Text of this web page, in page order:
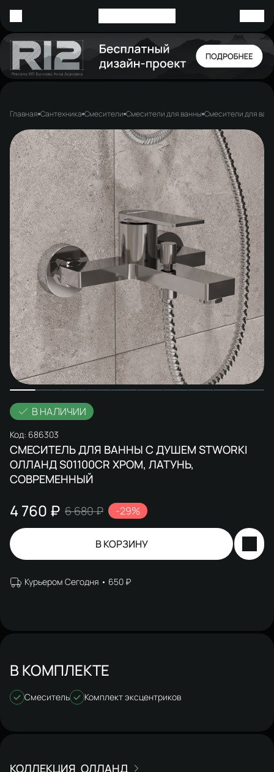
Главная Сантехника Смесители Смесители для ванны Смесители для
В НАЛИЧИИ
Код: 686303
СМЕСИТЕЛЬ ДЛЯ ВАННЫ С ДУШЕМ STWORKI
ОЛЛАНД S01100CR ХРОМ, ЛАТУНЬ,
СОВРЕМЕННЫЙ
4 760 ₽ 6 680 ₽ -29%
В КОРЗИНУ
Курьером Сегодня 650 ₽
В КОМПЛЕКТЕ
Смеситель Комплект эксцентриков
ОЛЛАНД